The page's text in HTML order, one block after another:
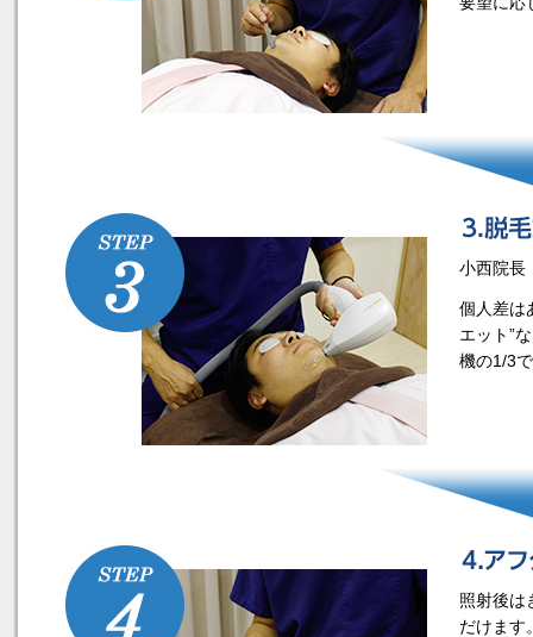
小西院長
個人差は
エット”
機の1/3
照射後は
だけます